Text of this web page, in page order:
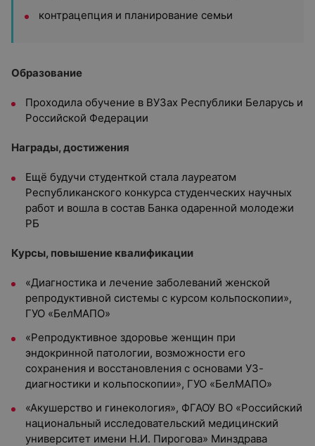
контрацепция и планирование семьи
Образование
Проходила обучение в ВУЗах Республики Беларусь и
Российской Федерации
Награды, достижения
Ещё будучи студенткой стала лауреатом
Республиканского конкурса студенческих научных
работ и вошла в состав Банка одаренной молодежи
РБ
Курсы, повышение квалификации
«Диагностика и лечение заболеваний женской
репродуктивной системы с курсом кольпоскопии»,
ГУО «БелМАПО»
«Репродуктивное здоровье женщин при
эндокринной патологии, возможности его
сохранения и восстановления с основами УЗ-
диагностики и кольпоскопии», ГУО «БелМАПО»
«Акушерство и гинекология», ФГАОУ ВО «Российский
национальный исследовательский медицинский
университет имени Н.И. Пирогова» Минздрава